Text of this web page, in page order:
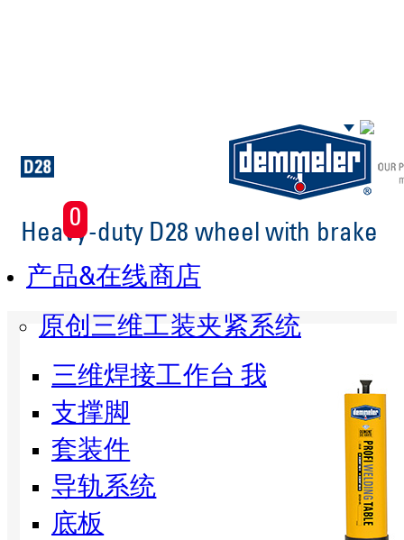
Skip to main content
0
产品&在线商店
原创三维工装夹紧系统
三维焊接工作台 我
支撑脚
套装件
导轨系统
底板
Heavy-duty D28 wheel with brake